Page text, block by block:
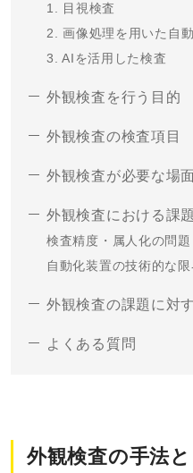
1. 目視検査
2. 画像処理を用いた自
3. AIを活用した検査
外観検査を行う目的
外観検査の検査項目
外観検査が必要な場
外観検査における課題
検査精度・属人化の問題
自動化装置の技術的な限
外観検査の課題に対
よくある質問
外観検査の手法